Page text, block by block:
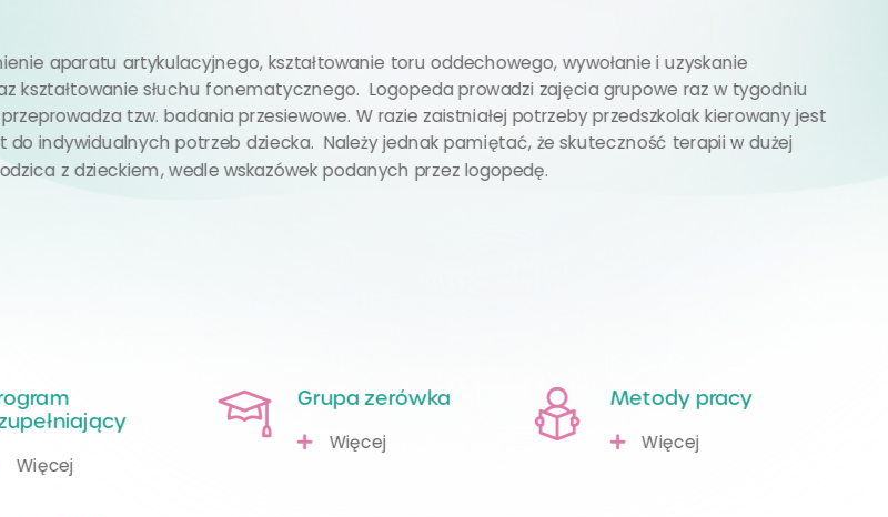
aparatu artykulacyjnego, kształtowanie toru oddechowego, wywołanie i uzyskanie
kształtowanie słuchu fonematycznego. Logopeda prowadzi zajęcia grupowe raz w tygodniu
tzw. badania przesiewowe. W razie zaistniałej potrzeby przedszkolak kierowany jest
indywidualnych potrzeb dziecka. Należy jednak pamiętać, że skuteczność terapii w dużej
z dzieckiem, wedle wskazówek podanych przez logopedę.
Więcej
Grupa zerówka
Więcej
Metody pracy
Więcej